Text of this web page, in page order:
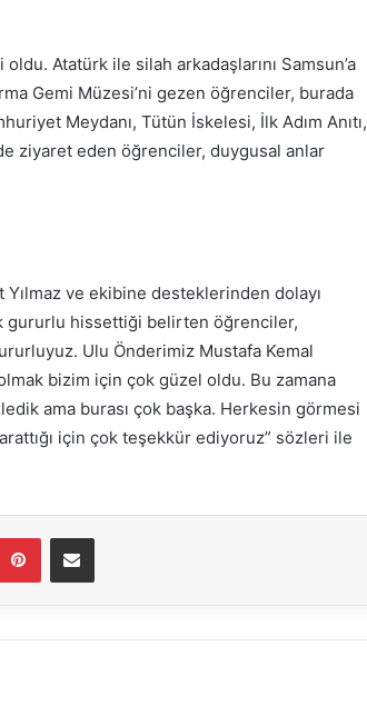
Atatürk ile silah arkadaşlarını Samsun’a
Gemi Müzesi’ni gezen öğrenciler, burada
Meydanı, Tütün İskelesi, İlk Adım Anıtı,
ziyaret eden öğrenciler, duygusal anlar
ve ekibine desteklerinden dolayı
gururlu hissettiği belirten öğrenciler,
Ulu Önderimiz Mustafa Kemal
bizim için çok güzel oldu. Bu zamana
ama burası çok başka. Herkesin görmesi
için çok teşekkür ediyoruz” sözleri ile
PinterestE-Posta ile paylaş